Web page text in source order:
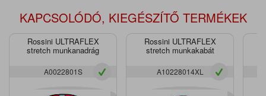
KAPCSOLÓDÓ, KIEGÉSZÍTŐ TERMÉKEK
Rossini ULTRAFLEX
stretch munkanadrág
A0022801S
Rossini ULTRAFLEX
stretch munkakabát
A10228014XL